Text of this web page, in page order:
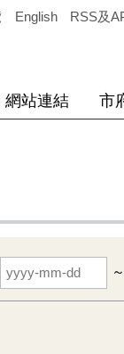
English RSS及
網站連結 市
~